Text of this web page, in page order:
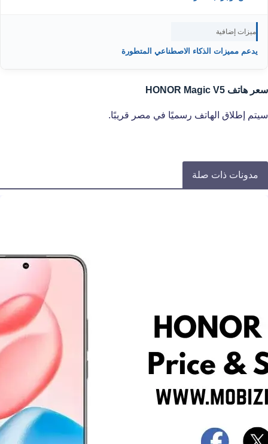
ميزات إضافية
يدعم مميزات الذكاء الاصطناعي المتطورة
سعر هاتف HONOR Magic V5
سيتم إطلاق الهاتف رسميًا في مصر قريبًا.
مدونات ذات صلة